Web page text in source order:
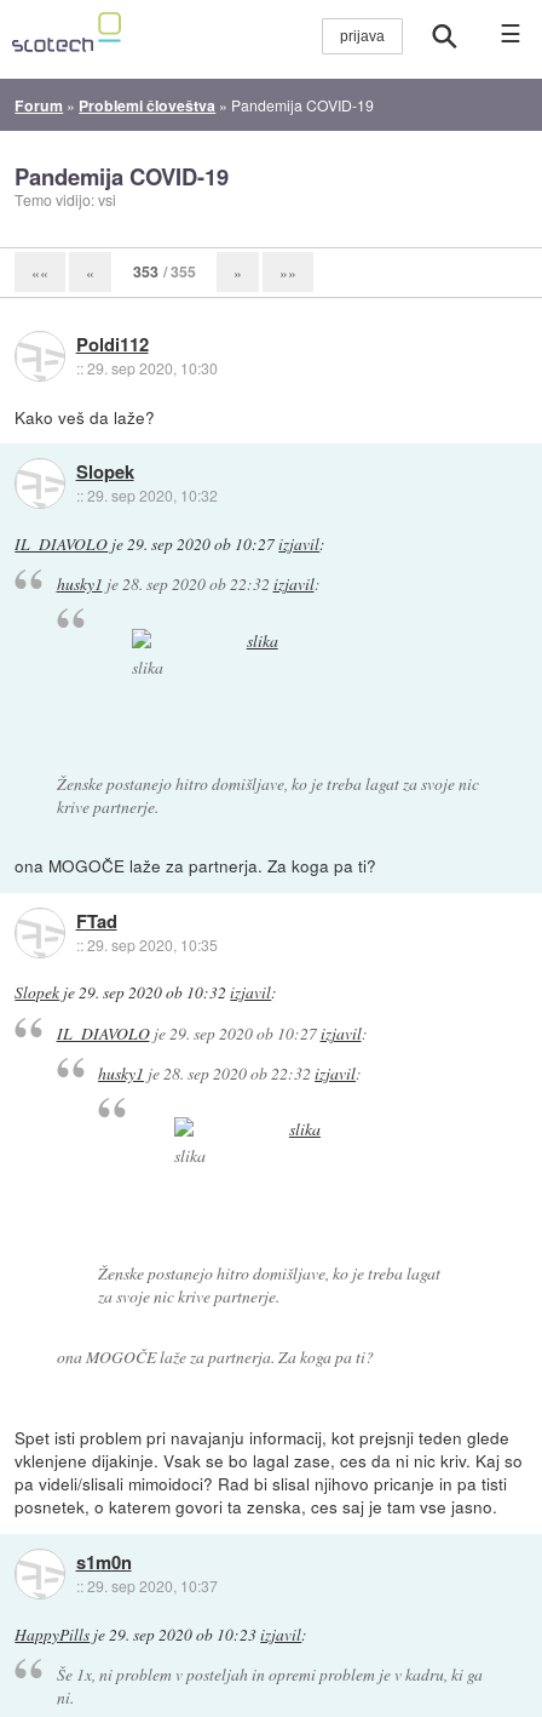
☰
Forum » Problemi človeštva » Pandemija COVID-19
Pandemija COVID-19
Temo vidijo: vsi
«« « 353 / 355 » »»
Poldi112
::29. sep 2020, 10:30
Kako veš da laže?
Slopek
::29. sep 2020, 10:32
IL_DIAVOLO je29. sep 2020 ob 10:27izjavil:
husky1 je28. sep 2020 ob 22:32 izjavil:
slika
Ženske postanejo hitro domišljave, ko je treba lagat za svoje nic
krive partnerje.
ona MOGOČE laže za partnerja. Za koga pa ti?
FTad
::29. sep 2020, 10:35
Slopek je29. sep 2020 ob 10:32 izjavil:
IL_DIAVOLOje29. sep 2020 ob 10:27izjavil:
husky1 je 28. sep 2020 ob 22:32izjavil:
slika
Ženske postanejo hitro domišljave, ko je treba lagat
za svoje nic krive partnerje.
ona MOGOČE laže za partnerja. Za koga pa ti?
Spet isti problem pri navajanju informacij, kot prejsnji teden glede
vklenjene dijakinje. Vsak se bo lagal zase, ces da ni nic kriv. Kaj so
pa videli/slisali mimoidoci? Rad bi slisal njihovo pricanje in pa tisti
posnetek, o katerem govori ta zenska, ces saj je tam vse jasno.
s1m0n
::29. sep 2020, 10:37
HappyPills je 29. sep 2020 ob 10:23izjavil:
Še 1x, ni problem v posteljah in opremi problem je v kadru, ki ga
ni.